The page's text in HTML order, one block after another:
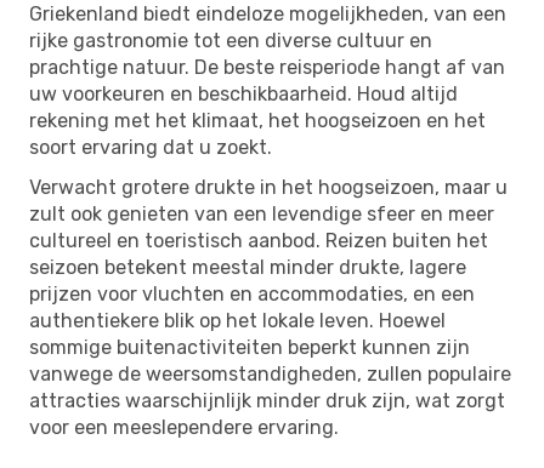
Griekenland biedt eindeloze mogelijkheden, van een
rijke gastronomie tot een diverse cultuur en
prachtige natuur. De beste reisperiode hangt af van
uw voorkeuren en beschikbaarheid. Houd altijd
rekening met het klimaat, het hoogseizoen en het
soort ervaring dat u zoekt.
Verwacht grotere drukte in het hoogseizoen, maar u
zult ook genieten van een levendige sfeer en meer
cultureel en toeristisch aanbod. Reizen buiten het
seizoen betekent meestal minder drukte, lagere
prijzen voor vluchten en accommodaties, en een
authentiekere blik op het lokale leven. Hoewel
sommige buitenactiviteiten beperkt kunnen zijn
vanwege de weersomstandigheden, zullen populaire
attracties waarschijnlijk minder druk zijn, wat zorgt
voor een meeslependere ervaring.